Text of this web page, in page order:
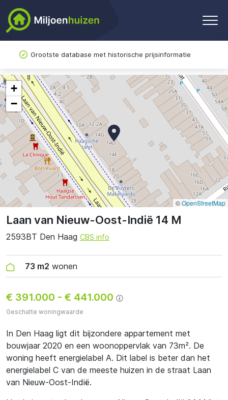
Grootste database met historische prijsinformatie
Laan van Nieuw-Oost-Indië 14 M
2593BT Den Haag CBS info
73 m2 wonen
€ 391.000 - € 441.000
Geschatte woningwaarde
In Den Haag ligt dit bijzondere appartement met
bouwjaar 2020 en een woonoppervlak van 73m². De
woning heeft energielabel A. Dit label is beter dan het
energielabel C van de meeste huizen in de straat Laan
van Nieuw-Oost-Indië.
+
−
©OpenStreetMap